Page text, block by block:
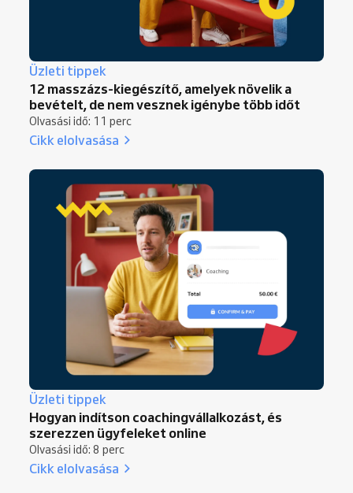
Üzleti tippek
12 masszázs-kiegészítő, amelyek növelik a
bevételt, de nem vesznek igénybe több időt
Olvasási idő: 11 perc
Cikk elolvasása
Üzleti tippek
Hogyan indítson coachingvállalkozást, és
szerezzen ügyfeleket online
Olvasási idő: 8 perc
Cikk elolvasása